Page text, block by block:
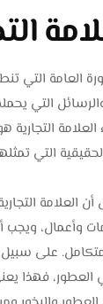
العامة التي
التي
التي
أن العلامة
وأعمال،
على سبيل
فهذا